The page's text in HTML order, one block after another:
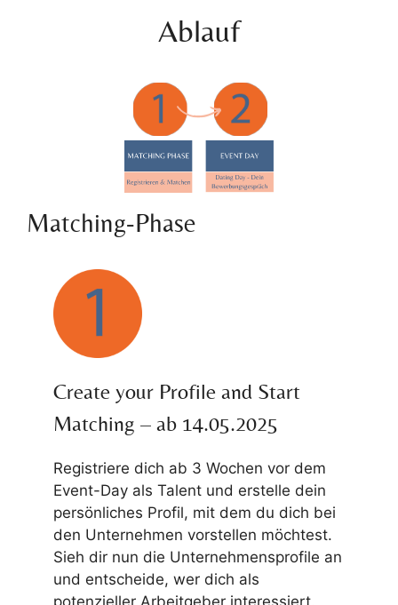
Ablauf
Matching-Phase
Create your Profile and Start
Matching – ab 14.05.2025
Registriere dich ab 3 Wochen vor dem
Event-Day als Talent und erstelle dein
persönliches Profil, mit dem du dich bei
den Unternehmen vorstellen möchtest.
Sieh dir nun die Unternehmensprofile an
und entscheide, wer dich als
potenzieller Arbeitgeber interessiert.